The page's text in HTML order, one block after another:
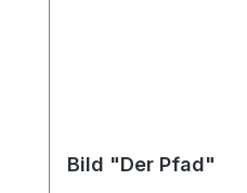
Bild "Der Pfad"